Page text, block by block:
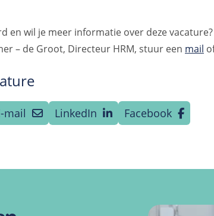
en wil je meer informatie over deze
– de Groot, Directeur HRM, stuur een mail
mail LinkedIn Facebook